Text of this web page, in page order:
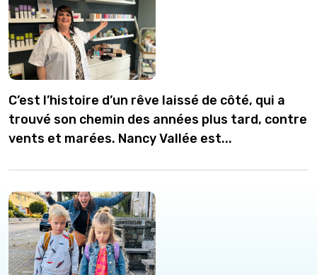
C’est l’histoire d’un rêve laissé de côté, qui a
trouvé son chemin des années plus tard, contre
vents et marées. Nancy Vallée est...